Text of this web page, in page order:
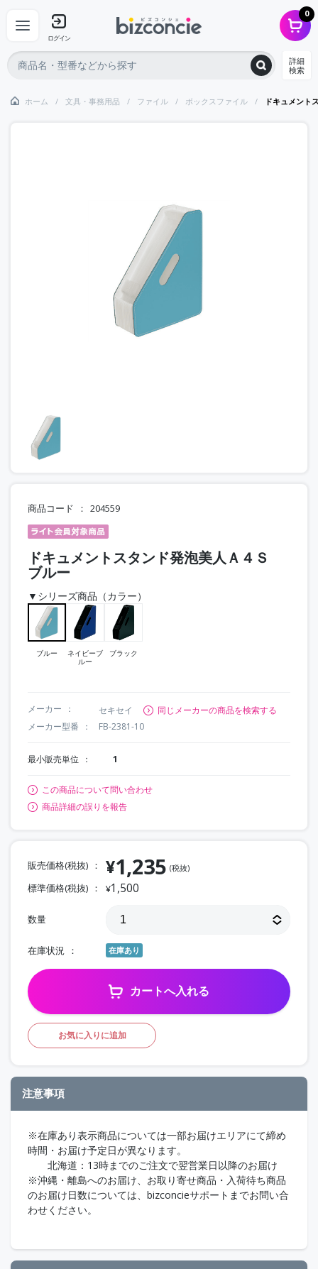
ログイン
0
詳細
検索
ホーム 文具・事務用品 ファイル ボックスファイル ドキュメント
商品コード 204559
ドキュメントスタンド発泡美人Ａ４Ｓ
ブルー
▼シリーズ商品（カラー）
ブルー
ネイビーブ
ルー
ブラック
メーカー セキセイ
同じメーカーの商品を検索する
メーカー型番
FB-2381-10
最小販売単位 1
この商品について問い合わせ
商品詳細の誤りを報告
販売価格(税抜) ¥1,235 (税抜)
標準価格(税抜) ¥1,500
数量
在庫状況 在庫あり
カートへ入れる
お気に入りに追加
注意事項
※在庫あり表示商品については一部お届けエリアにて締め
時間・お届け予定日が異なります。
北海道：13時までのご注文で翌営業日以降のお届け
※沖縄・離島へのお届け、お取り寄せ商品・入荷待ち商品
のお届け日数については、bizconcieサポートまでお問い合
わせください。